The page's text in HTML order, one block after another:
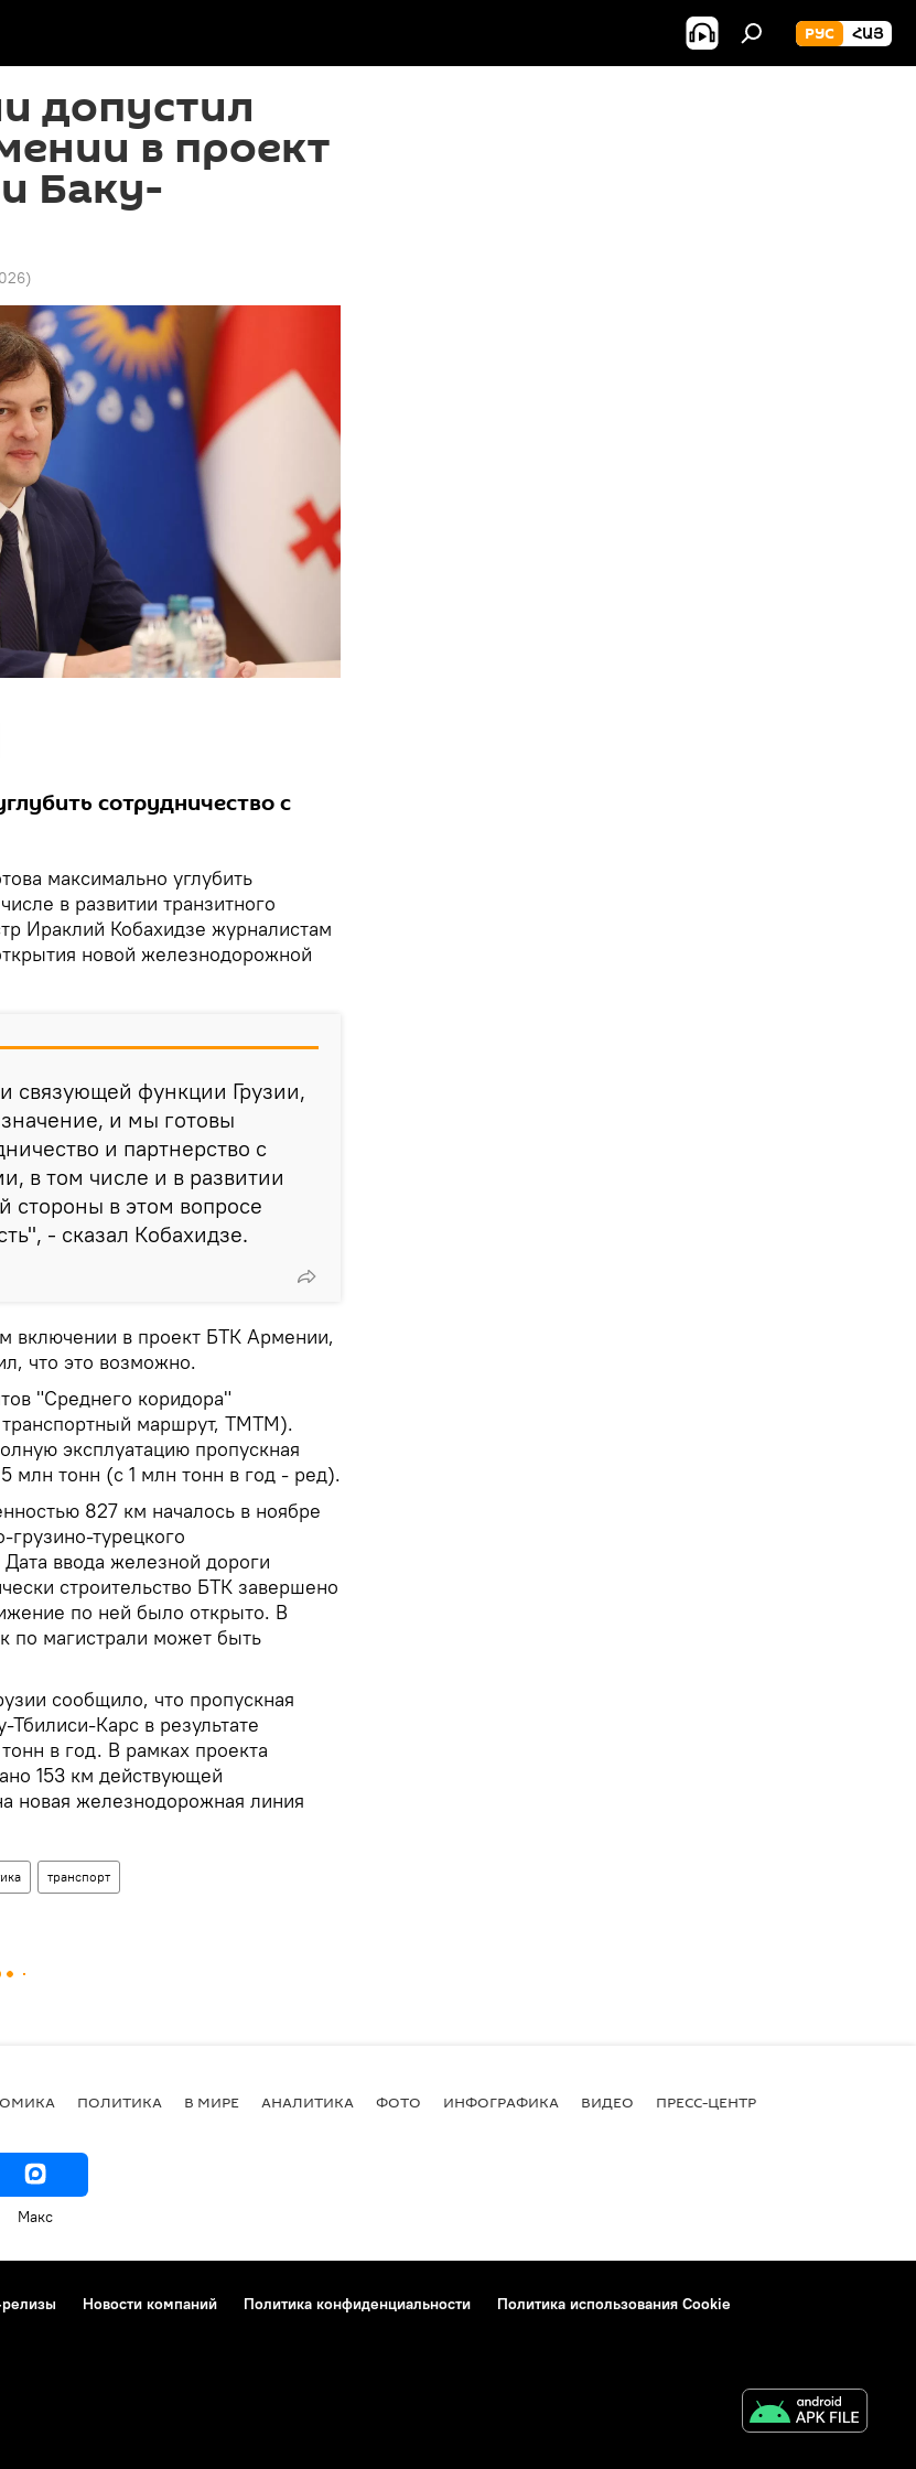
РУС ՀԱՅ
допустил
в проект
Баку-
)
сотрудничество с
максимально углубить
в развитии транзитного
Ираклий Кобахидзе журналистам
новой железнодорожной
связующей функции Грузии,
и мы готовы
и партнерство с
в том числе и в развитии
стороны в этом вопросе
- сказал Кобахидзе.
включении в проект БТК Армении,
что это возможно.
"Среднего коридора"
маршрут, ТМТМ).
эксплуатацию пропускная
млн тонн (с 1 млн тонн в год - ред).
827 км началось в ноябре
турецкого
ввода железной дороги
строительство БТК завершено
по ней было открыто. В
по магистрали может быть
сообщило, что пропускная
Карс в результате
в год. В рамках проекта
153 км действующей
новая железнодорожная линия
транспорт
ПОЛИТИКА В МИРЕ АНАЛИТИКА ФОТО ИНФОГРАФИКА ВИДЕО ПРЕСС-ЦЕНТР
Макс
Новости компаний Политика конфиденциальности
Политика использования Cookie